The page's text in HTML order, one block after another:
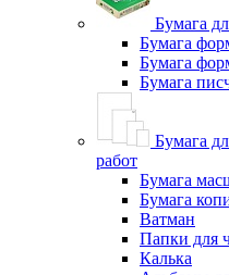
Бумага
Бумага
Бумага
Бумага
Бумага
работ
Бумага
Бумага
Ватман
Папки для
Калька